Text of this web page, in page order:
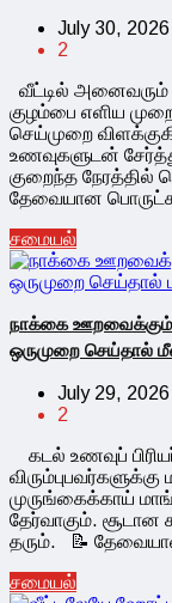
July 30, 2026
2
வீட்டில் அனைவரும்
குழம்பை எளிய
செய்முறை
உணவுகளுடன்
குறைந்த நேரத்தில்
தேவையான
சமையல்
நாக்கை ஊறவைக்கும்
ஒருமுறை செய்தால்
July 29, 2026
2
கடல் உணவுப்
முருங்கைக்காய்
தேர்வாகும்.
தரும். 📝
சமையல்